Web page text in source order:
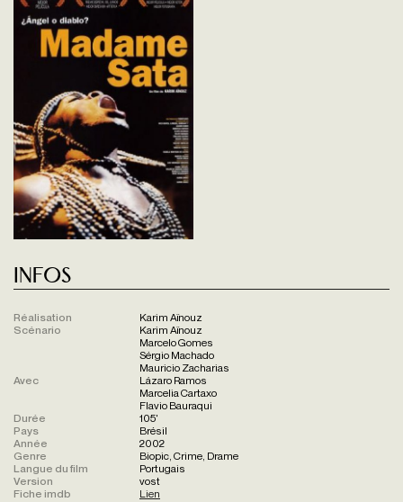
Infos
Réalisation
Karim Aïnouz
Scénario
Karim Aïnouz
Marcelo Gomes
Sérgio Machado
Mauricio Zacharias
Avec
Lázaro Ramos
Marcelia Cartaxo
Flavio Bauraqui
Durée
105'
Pays
Brésil
Année
2002
Genre
Biopic, Crime, Drame
Langue du film
Portugais
Version
vost
Fiche imdb
Lien